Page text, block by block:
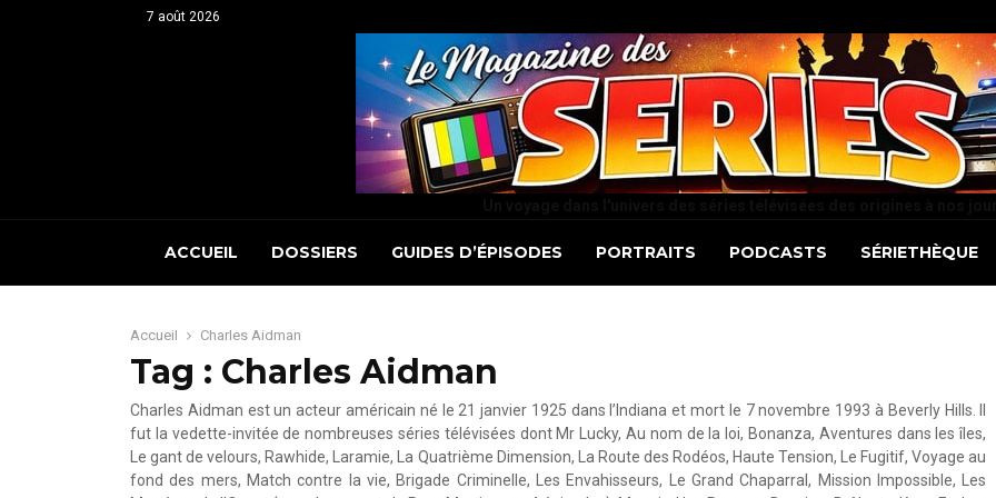
7 août 2026
ACCUEIL DOSSIERS GUIDES D’ÉPISODES PORTRAITS PODCASTS SÉRIETHÈQUE
Accueil Charles Aidman
Tag : Charles Aidman
Charles Aidman est un acteur américain né le 21 janvier 1925 dans l’Indiana et mort le 7 novembre 1993 à Beverly Hills. Il
fut la vedette-invitée de nombreuses séries télévisées dont Mr Lucky, Au nom de la loi, Bonanza, Aventures dans les îles,
Le gant de velours, Rawhide, Laramie, La Quatrième Dimension, La Route des Rodéos, Haute Tension, Le Fugitif, Voyage au
fond des mers, Match contre la vie, Brigade Criminelle, Les Envahisseurs, Le Grand Chaparral, Mission Impossible, Les